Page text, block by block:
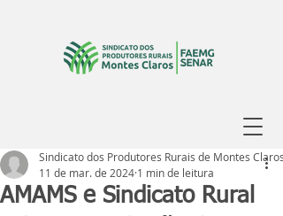
AMAMS e Sindicato Rural
Sindicato dos Produtores Rurais de Montes Claros
11 de mar. de 2024 1 min de leitura